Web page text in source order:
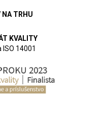
NA TRHU
KVALITY
ISO 14001